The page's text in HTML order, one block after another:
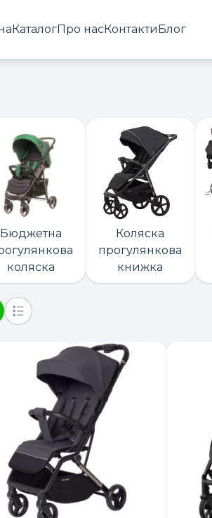
КаталогПро насКонтактиБлог
Бюджетна
коляска
Коляска
прогулянкова
книжка